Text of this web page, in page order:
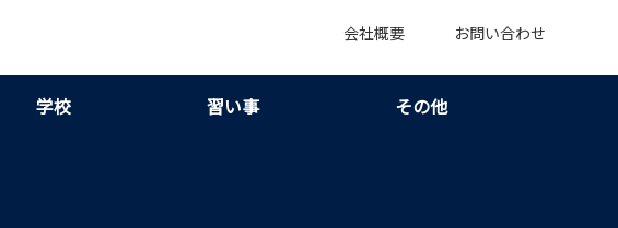
会社概要 お問い合わせ
学校 習い事 その他